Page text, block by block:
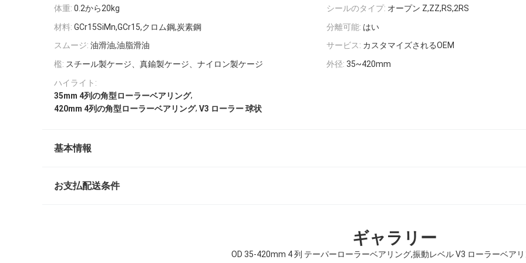
体重: 0.2から20kg シールのタイプ: オープン Z,ZZ,RS,2RS
材料: GCr15SiMn,GCr15,クロム鋼,炭素鋼 分離可能: はい
スムージ: 油滑油,油脂滑油 サービス: カスタマイズされるOEM
檻: スチール製ケージ、真鍮製ケージ、ナイロン製ケージ 外径: 35~420mm
ハイライト:
35mm 4列の角型ローラーベアリング,
420mm 4列の角型ローラーベアリング, V3 ローラー 球状
基本情報
お支払配送条件
ギャラリー
OD 35-420mm 4 列 テーパーローラーベアリング,振動レベル V3 ローラーベア